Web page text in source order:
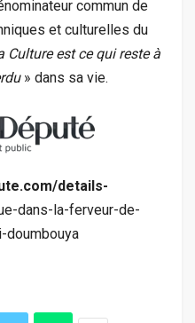
commun de
et culturelles du
Culture est ce qui reste à
» dans sa vie.
details-
dans-la-ferveur-de-
doumbouya